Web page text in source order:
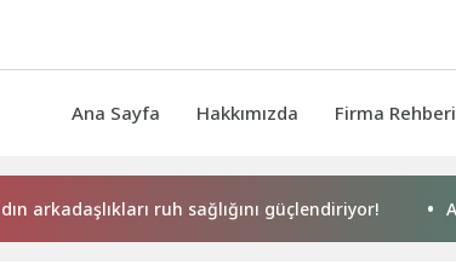
Ana Sayfa Hakkımızda Firma Rehberi
ruh sağlığını güçlendiriyor! Ata